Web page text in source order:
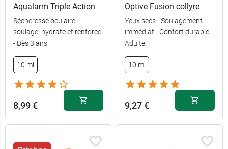
Aqualarm Triple Action
Sécheresse oculaire :
soulage, hydrate et renforce
- Dès 3 ans
10 ml
8,99 €
Optive Fusion collyre
Yeux secs - Soulagement
immédiat - Confort durable -
Adulte
10 ml
9,27 €